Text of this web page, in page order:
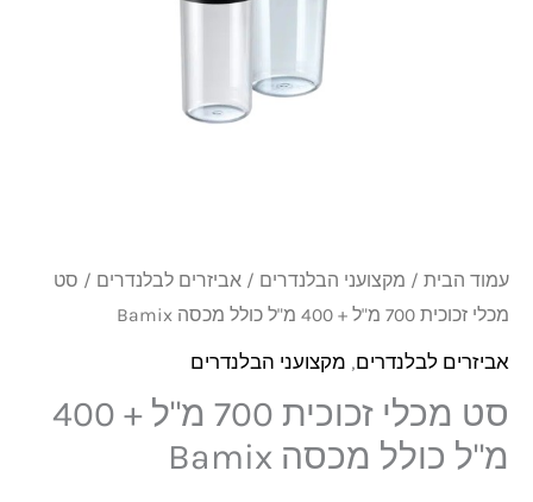
עמוד הבית / מקצועני הבלנדרים / אביזרים לבלנדרים / סט
מכלי זכוכית 700 מ"ל + 400 מ"ל כולל מכסה Bamix
אביזרים לבלנדרים, מקצועני הבלנדרים
סט מכלי זכוכית 700 מ"ל + 400
מ"ל כולל מכסה Bamix
Bamix